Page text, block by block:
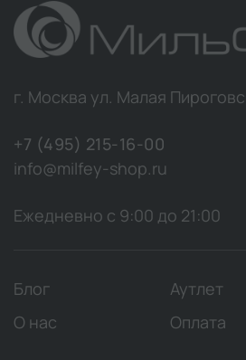
г. Москва ул. Малая
+7 (495) 215-16-00
info@milfey-shop.ru
Ежедневно с 9:00 до 21:00
Блог Аутлет
О нас
Оплата